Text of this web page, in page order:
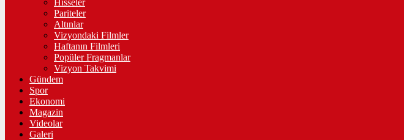
Hisseler
Pariteler
Altınlar
Vizyondaki Filmler
Haftanın Filmleri
Popüler Fragmanlar
Vizyon Takvimi
Gündem
Spor
Ekonomi
Magazin
Videolar
Galeri